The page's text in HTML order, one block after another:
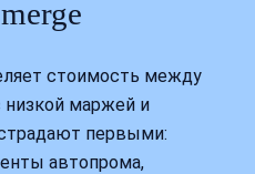
стоимость между
низкой маржей и
первыми:
автопрома,